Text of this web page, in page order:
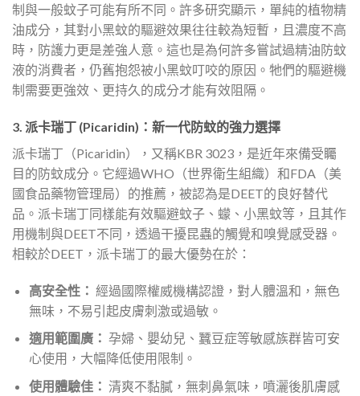
制與一般蚊子可能有所不同。許多研究顯示，單純的植物精
油成分，其對小黑蚊的驅避效果往往較為短暫，且濃度不高
時，防護力更是差強人意。這也是為何許多嘗試過精油防蚊
液的消費者，仍舊抱怨被小黑蚊叮咬的原因。牠們的驅避機
制需要更強效、更持久的成分才能有效阻隔。
3. 派卡瑞丁 (Picaridin)：新一代防蚊的強力選擇
派卡瑞丁（Picaridin），又稱KBR 3023，是近年來備受矚
目的防蚊成分。它經過WHO（世界衛生組織）和FDA（美
國食品藥物管理局）的推薦，被認為是DEET的良好替代
品。派卡瑞丁同樣能有效驅避蚊子、蠓、小黑蚊等，且其作
用機制與DEET不同，透過干擾昆蟲的觸覺和嗅覺感受器。
相較於DEET，派卡瑞丁的最大優勢在於：
高安全性： 經過國際權威機構認證，對人體溫和，無色
無味，不易引起皮膚刺激或過敏。
適用範圍廣： 孕婦、嬰幼兒、蠶豆症等敏感族群皆可安
心使用，大幅降低使用限制。
使用體驗佳： 清爽不黏膩，無刺鼻氣味，噴灑後肌膚感